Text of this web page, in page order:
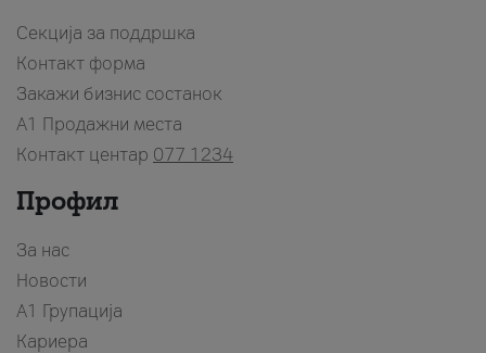
Секција за поддршка
Контакт форма
Закажи бизнис состанок
A1 Продажни места
Контакт центар 077 1234
Профил
За нас
Новости
А1 Групација
Кариера